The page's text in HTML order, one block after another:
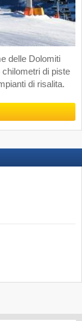
delle Dolomiti
di piste
di risalita.